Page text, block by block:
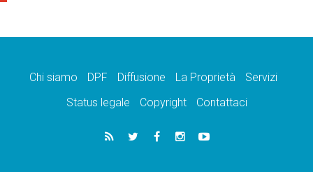
Chi siamo DPF Diffusione La Proprietà
Servizi
Status legale
Copyright Contattaci